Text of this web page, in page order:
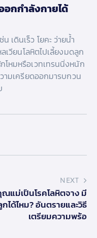
อกกำลังกายได้
เดินเร็ว โยคะ ว่ายน้ำ
เวียนโลหิตไปเลี้ยงมดลูก
โหมหรือเวทเทรนนิ่งหนัก
ามเครียดออกมารบกวน
NEXT
แม่เป็นโรคโลหิตจาง มี
ได้ไหม? อันตรายและวิธี
เตรียมความพร้อ